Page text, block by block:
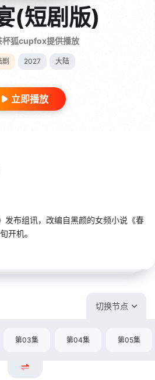
(短剧版)
杯狐cupfox提供播放
剧 2027 大陆
立即播放
发布组讯，改编自黑颜的女频小说《春
开机。
切换节点
第03集 第04集 第05集